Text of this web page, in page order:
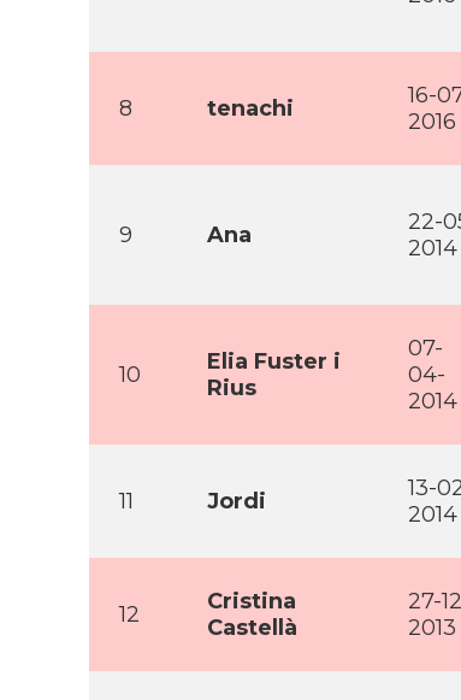
8 tenachi
16-
2016
9 Ana
22-
2014
10
Elia Fuster i
Rius
07-
04-
2014
11 Jordi
13-
2014
12
Cristina
Castellà
27-
2013